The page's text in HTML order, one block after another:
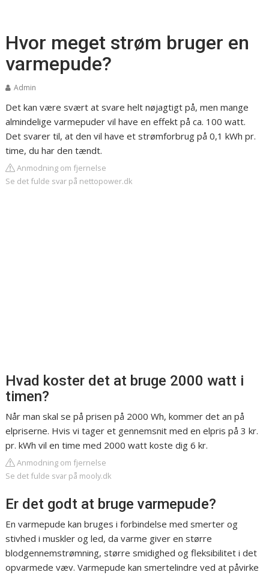
Hvor meget strøm bruger en
varmepude?
Admin
Det kan være svært at svare helt nøjagtigt på, men mange
almindelige varmepuder vil have en effekt på ca. 100 watt.
Det svarer til, at den vil have et strømforbrug på 0,1 kWh pr.
time, du har den tændt.
Anmodning om fjernelse
Se det fulde svar på nettopower.dk
Hvad koster det at bruge 2000 watt i
timen?
Når man skal se på prisen på 2000 Wh, kommer det an på
elpriserne. Hvis vi tager et gennemsnit med en elpris på 3 kr.
pr. kWh vil en time med 2000 watt koste dig 6 kr.
Anmodning om fjernelse
Se det fulde svar på mooly.dk
Er det godt at bruge varmepude?
En varmepude kan bruges i forbindelse med smerter og
stivhed i muskler og led, da varme giver en større
blodgennemstrømning, større smidighed og fleksibilitet i det
opvarmede væv. Varmepude kan smertelindre ved at påvirke